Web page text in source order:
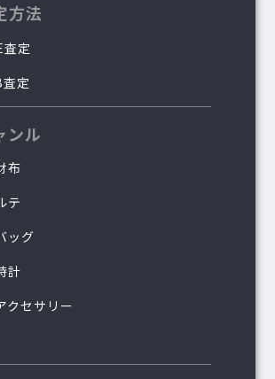
方法
定
定
ンル
布
テ
ッグ
計
クセサリー